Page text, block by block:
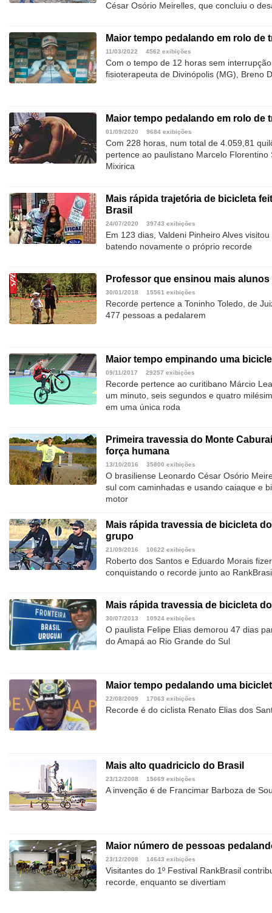
César Osório Meirelles, que concluiu o
Maior tempo pedalando em rolo de
11/03/2022 4562 exibições
Com o tempo de 12 horas sem
fisioterapeuta de Divinópolis (MG), Breno
Maior tempo pedalando em rolo de
01/09/2020 9684 exibições
Com 228 horas, num total de 4.059,81
pertence ao paulistano Marcelo
Mixirica
Mais rápida trajetória de bicicleta
Brasil
24/07/2020 39743 exibições
Em 123 dias, Valdeni Pinheiro Alves
batendo novamente o próprio recorde
Professor que ensinou mais
30/01/2018 15561 exibições
Recorde pertence a Toninho Toledo, de
477 pessoas a pedalarem
Maior tempo empinando uma
09/11/2017 29257 exibições
Recorde pertence ao curitibano Márcio
um minuto, seis segundos e quatro
em uma única roda
Primeira travessia do Monte
força humana
13/10/2016 35800 exibições
O brasiliense Leonardo César Osório
sul com caminhadas e usando caiaque e
motor
Mais rápida travessia de bicicleta
grupo
21/09/2016 10622 exibições
Roberto dos Santos e Eduardo Morais
conquistando o recorde junto ao
Mais rápida travessia de bicicleta
30/07/2013 10924 exibições
O paulista Felipe Elias demorou 47 dias
do Amapá ao Rio Grande do Sul
Maior tempo pedalando uma
22/08/2009 17063 exibições
Recorde é do ciclista Renato Elias dos
Mais alto quadriciclo do Brasil
23/12/2008 15669 exibições
A invenção é de Francimar Barboza de
Maior número de pessoas
23/12/2008 14643 exibições
Visitantes do 1º Festival RankBrasil
recorde, enquanto se divertiam